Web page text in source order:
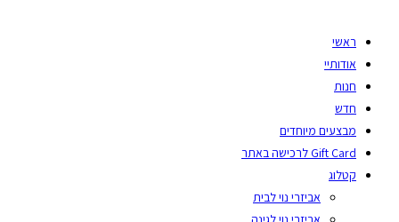
ראשי
אודותיי
חנות
חדש
מבצעים מיוחדים
Gift Card לרכישה באתר
קטלוג
אביזרי נוי לבית